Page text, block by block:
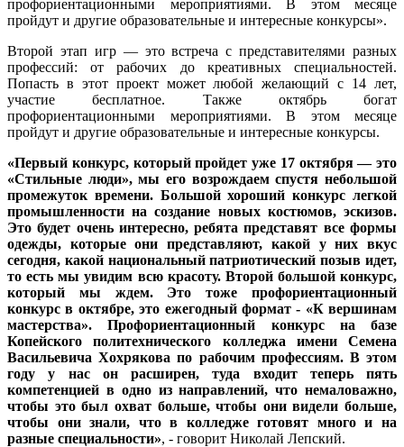
профориентационными мероприятиями. В этом месяце
пройдут и другие образовательные и интересные конкурсы».
Второй этап игр — это встреча с представителями разных
профессий: от рабочих до креативных специальностей.
Попасть в этот проект может любой желающий с 14 лет,
участие бесплатное. Также октябрь богат
профориентационными мероприятиями. В этом месяце
пройдут и другие образовательные и интересные конкурсы.
«Первый конкурс, который пройдет уже 17 октября — это
«Стильные люди», мы его возрождаем спустя небольшой
промежуток времени. Большой хороший конкурс легкой
промышленности на создание новых костюмов, эскизов.
Это будет очень интересно, ребята представят все формы
одежды, которые они представляют, какой у них вкус
сегодня, какой национальный патриотический позыв идет,
то есть мы увидим всю красоту. Второй большой конкурс,
который мы ждем. Это тоже профориентационный
конкурс в октябре, это ежегодный формат - «К вершинам
мастерства». Профориентационный конкурс на базе
Копейского политехнического колледжа имени Семена
Васильевича Хохрякова по рабочим профессиям. В этом
году у нас он расширен, туда входит теперь пять
компетенцией в одно из направлений, что немаловажно,
чтобы это был охват больше, чтобы они видели больше,
чтобы они знали, что в колледже готовят много и на
разные специальности», - говорит Николай Лепский.